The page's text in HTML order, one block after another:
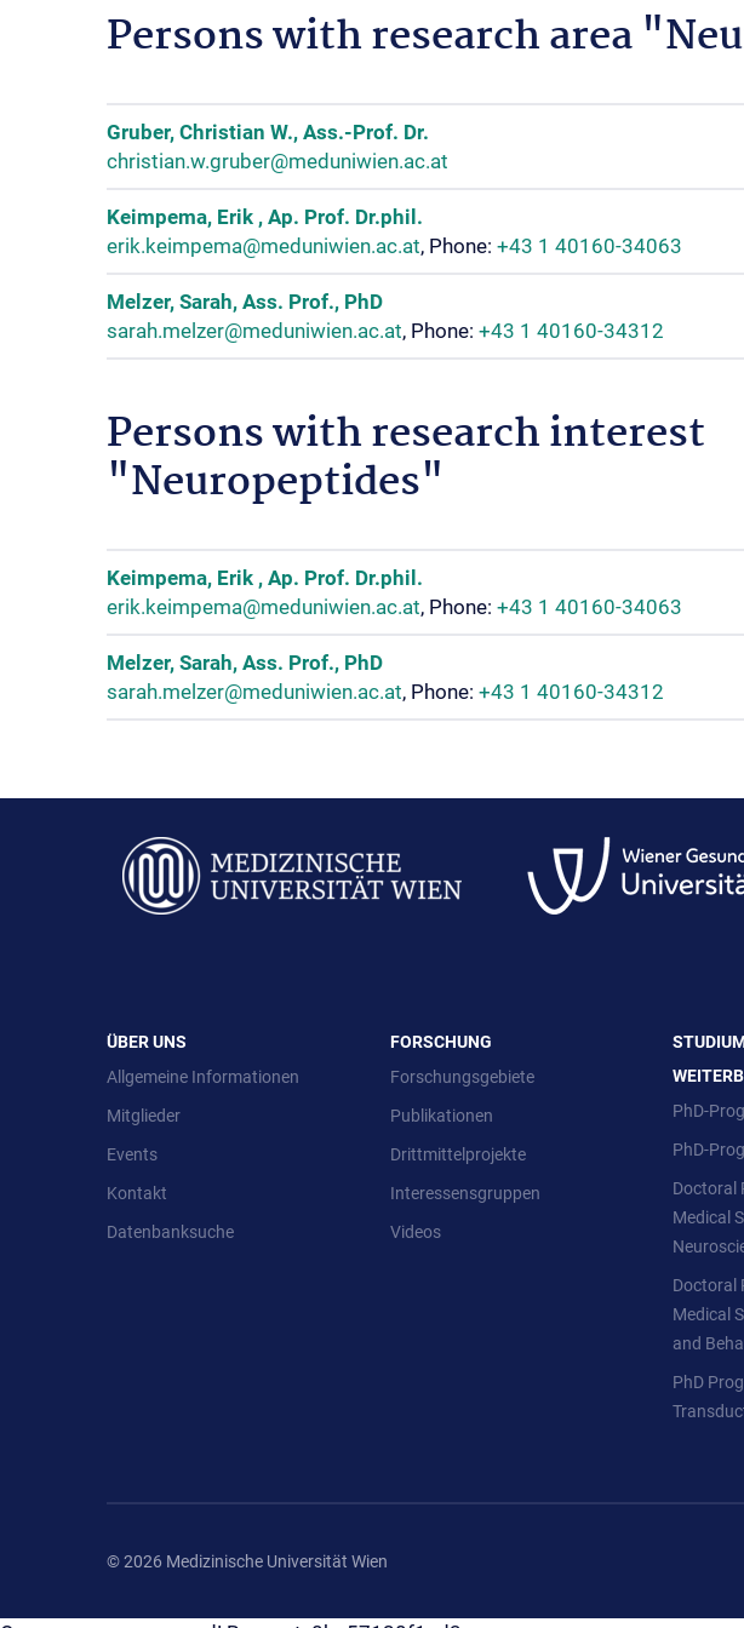
Persons with research area
Gruber, Christian W., Ass.-Prof. Dr.
christian.w.gruber@meduniwien.ac.at
Keimpema, Erik , Ap. Prof. Dr.phil.
erik.keimpema@meduniwien.ac.at, Phone: +43 1 40160-34063
Melzer, Sarah, Ass. Prof., PhD
sarah.melzer@meduniwien.ac.at, Phone: +43 1 40160-34312
Persons with research interest
"Neuropeptides"
Keimpema, Erik , Ap. Prof. Dr.phil.
erik.keimpema@meduniwien.ac.at, Phone: +43 1 40160-34063
Melzer, Sarah, Ass. Prof., PhD
sarah.melzer@meduniwien.ac.at, Phone: +43 1 40160-34312
ÜBER UNS
Allgemeine Informationen
Mitglieder
Events
Kontakt
Datenbanksuche
FORSCHUNG
Forschungsgebiete
Publikationen
Drittmittelprojekte
Interessensgruppen
Videos
PhD-
PhD-
Doctoral
Medical
Doctoral
Medical
and
PhD
© 2026 Medizinische Universität Wien